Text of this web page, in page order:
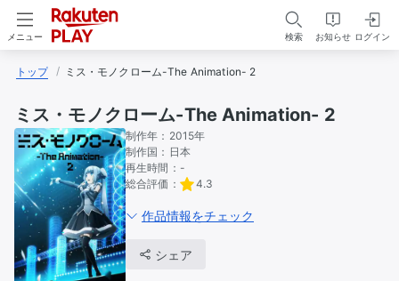
メニュー 検索 お知らせ ログイン
トップ ミス・モノクローム-The Animation- 2
ミス・モノクローム-The Animation- 2
制作年： 2015年
制作国： 日本
再生時間： -
総合評価：
4.3
作品情報をチェック
シェア